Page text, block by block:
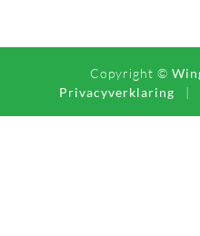
Copyright ©
Privacyverklaring |